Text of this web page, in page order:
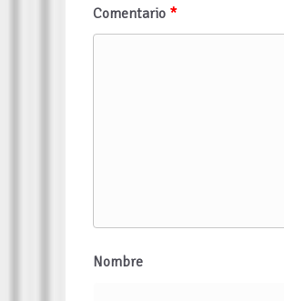
Comentario *
Nombre